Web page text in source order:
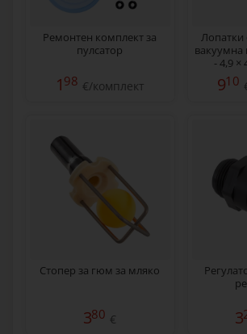
Ремонтен комплект за
пулсатор
1 98 €/комплект
Лопатки
вакуумна
- 4,9 ×
910
Стопер за гюм за мляко
380 € 3